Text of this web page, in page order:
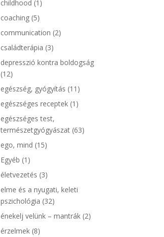
childhood (1)
coaching (5)
communication (2)
családterápia (3)
depresszió kontra boldogság
(12)
egészség, gyógyítás (11)
egészséges receptek (1)
egészséges test,
természetgyógyászat (63)
ego, mind (15)
Egyéb (1)
életvezetés (3)
elme és a nyugati, keleti
pszichológia (32)
énekelj velünk – mantrák (2)
érzelmek (8)